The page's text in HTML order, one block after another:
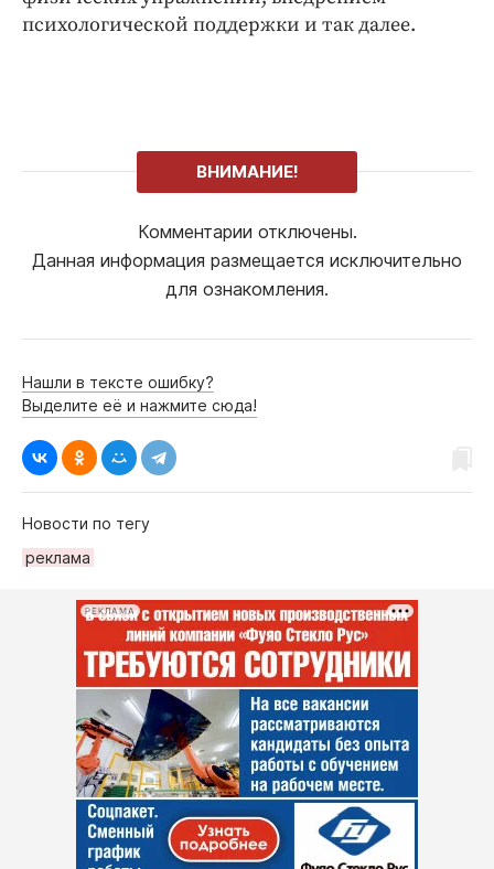
психологической поддержки и так далее.
ВНИМАНИЕ!
Комментарии отключены.
Данная информация размещается исключительно
для ознакомления.
Нашли в тексте ошибку?
Выделите её и нажмите сюда!
Новости по тегу
рeклама
РЕКЛАМА